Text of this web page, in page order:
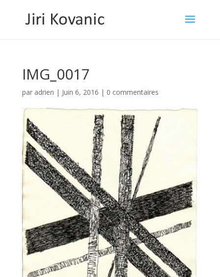
IMG_0017
par adrien | Juin 6, 2016 | 0 commentaires